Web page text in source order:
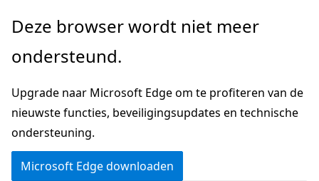
Naar
gaan
Deze browser wordt niet meer
ondersteund.
Upgrade naar Microsoft Edge om te profiteren van de
nieuwste functies, beveiligingsupdates en technische
ondersteuning.
Microsoft Edge downloaden